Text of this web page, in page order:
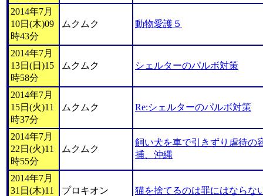
2014年7月
10日(木)09
時43分
ムクムク 動物愛護５
2014年7月
13日(日)15
時58分
ムクムク シェルターのパルボ対策
2014年7月
15日(火)11
時37分
ムクムク Re:シェルターのパルボ対策
2014年7月
22日(火)11
時55分
ムクムク
飼い犬を車で引きずり虐待の
捕、沖縄
2014年7月
31日(木)11
プロキオン 猫を捨てるのは罪にはならな